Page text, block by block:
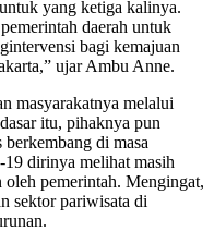
yang ketiga kalinya.
daerah untuk
bagi kemajuan
ujar Ambu Anne.
masyarakatnya melalui
itu, pihaknya pun
di masa
dirinya melihat masih
oleh pemerintah. Mengingat,
sektor pariwisata di